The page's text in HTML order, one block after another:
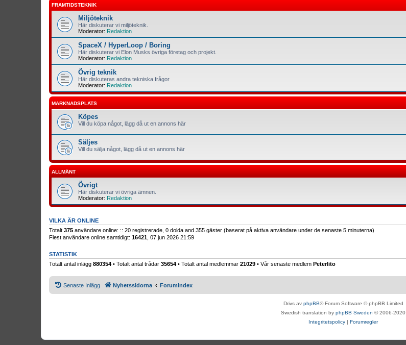
FRAMTIDSTEKNIK
Miljöteknik
Här diskuterar vi miljöteknik.
Moderator: Redaktion
SpaceX / HyperLoop / Boring
Här diskuterar vi Elon Musks övriga företag och projekt.
Moderator: Redaktion
Övrig teknik
Här diskuteras andra tekniska frågor
Moderator: Redaktion
MARKNADSPLATS
Köpes
Vill du köpa något, lägg då ut en annons här
Säljes
Vill du sälja något, lägg då ut en annons här
ALLMÄNT
Övrigt
Här diskuterar vi övriga ämnen.
Moderator: Redaktion
VILKA ÄR ONLINE
Totalt 375 användare online: :: 20 registrerade, 0 dolda and 355 gäster (baserat på aktiva användare under de senaste 5 minuterna)
Flest användare online samtidigt: 16421 , 07 jun 2026 21:59
STATISTIK
Totalt antal inlägg 880354 • Totalt antal trådar 35654 • Totalt antal medlemmar 21029 • Vår senaste medlem Peterlito
Senaste Inlägg Nyhetssidorna Forumindex
Drivs av phpBB® Forum Software © phpBB Limited
Swedish translation by phpBB Sweden © 2006-2020
Integritetspolicy | Forumregler